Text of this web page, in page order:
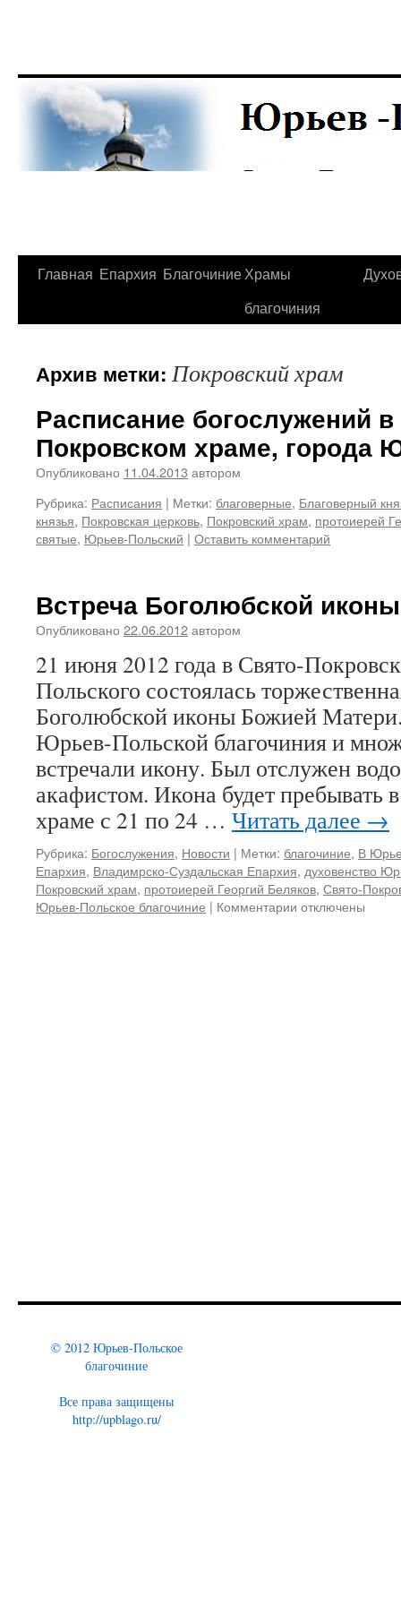
Перейти
Главная Епархия БлагочиниеХрамы
благочиния
Архив метки: Покровский храм
Расписание богослужений
Покровском храме, города
Опубликовано 11.04.2013 автором
Рубрика: Расписания | Метки: благоверные, Благоверный
князья, Покровская церковь, Покровский храм, протоиерей
святые, Юрьев-Польский | Оставить комментарий
Встреча Боголюбской
Опубликовано 22.06.2012автором
21 июня 2012 года в Свято-
Польского состоялась
Боголюбской иконы Божией
Юрьев-Польской благочиния и
встречали икону. Был отслужен
акафистом. Икона будет пребывать
храме с 21 по 24 … Читать далее →
Рубрика: Богослужения, Новости | Метки: благочиние, В
Епархия, Владимрско-Суздальская Епархия, духовенство
Покровский храм, протоиерей Георгий Беляков, Свято-
Юрьев-Польское благочиние | Комментарии котключены
© 2012 Юрьев-Польское
благочиние
Все права защищены
http://upblago.ru/